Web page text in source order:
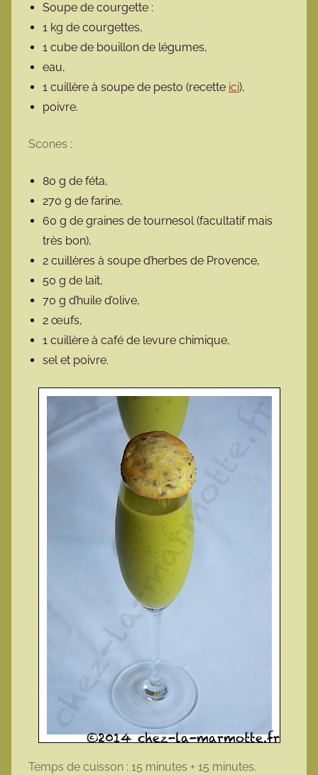
Soupe de courgette :
1 kg de courgettes,
1 cube de bouillon de légumes,
eau,
1 cuillère à soupe de pesto (recette ici),
poivre.
Scones :
80 g de féta,
270 g de farine,
60 g de graines de tournesol (facultatif mais
très bon),
2 cuillères à soupe d’herbes de Provence,
50 g de lait,
70 g d’huile d’olive,
2 œufs,
1 cuillère à café de levure chimique,
sel et poivre.
Temps de cuisson : 15 minutes + 15 minutes.